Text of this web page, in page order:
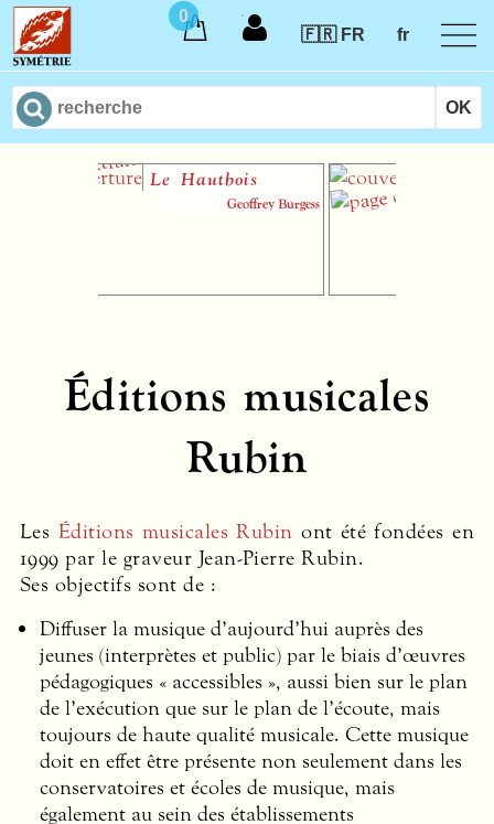
0
🇫🇷 FR
fr
Le Hautbois
Geoffrey Burgess
Éditions musicales
Rubin
Les Éditions musicales Rubin ont été fondées en
1999 par le graveur Jean-Pierre Rubin.
Ses objectifs sont de :
Diffuser la musique d’aujourd’hui auprès des
jeunes (interprètes et public) par le biais d’œuvres
pédagogiques « accessibles », aussi bien sur le plan
de l’exécution que sur le plan de l’écoute, mais
toujours de haute qualité musicale. Cette musique
doit en effet être présente non seulement dans les
conservatoires et écoles de musique, mais
également au sein des établissements